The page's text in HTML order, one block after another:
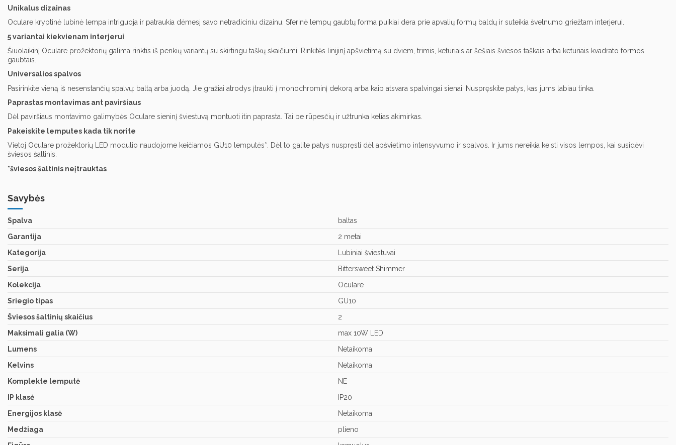
Unikalus dizainas
Oculare kryptinė lubinė lempa intriguoja ir patraukia dėmesį savo netradiciniu dizainu. Sferinė lempų gaubtų forma puikiai dera prie apvalių formų baldų ir suteikia švelnumo griežtam interjerui.
5 variantai kiekvienam interjerui
Šiuolaikinį Oculare prožektorių galima rinktis iš penkių variantų su skirtingu taškų skaičiumi. Rinkitės linijinį apšvietimą su dviem, trimis, keturiais ar šešiais šviesos taškais arba keturiais kvadrato formos
gaubtais.
Universalios spalvos
Pasirinkite vieną iš nesenstančių spalvų: baltą arba juodą. Jie gražiai atrodys įtraukti į monochrominį dekorą arba kaip atsvara spalvingai sienai. Nuspręskite patys, kas jums labiau tinka.
Paprastas montavimas ant paviršiaus
Dėl paviršiaus montavimo galimybės Oculare sieninį šviestuvą montuoti itin paprasta. Tai be rūpesčių ir užtrunka kelias akimirkas.
Pakeiskite lemputes kada tik norite
Vietoj Oculare prožektorių LED modulio naudojome keičiamos GU10 lemputės*. Dėl to galite patys nuspręsti dėl apšvietimo intensyvumo ir spalvos. Ir jums nereikia keisti visos lempos, kai susidėvi
šviesos šaltinis.
*šviesos šaltinis neįtrauktas
Savybės
Spalva
baltas
Garantija
2 metai
Kategorija
Lubiniai šviestuvai
Serija
Bittersweet Shimmer
Kolekcija
Oculare
Sriegio tipas
GU10
Šviesos šaltinių skaičius
2
Maksimali galia (W)
max 10W LED
Lumens
Netaikoma
Kelvins
Netaikoma
Komplekte lemputė
NE
IP klasė
IP20
Energijos klasė
Netaikoma
Medžiaga
plieno